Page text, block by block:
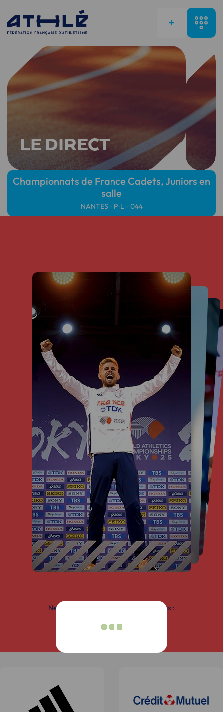
+
LE DIRECT
Championnats de France Cadets, Juniors en
salle
NANTES - P-L - 044
Ne ratez pas notre actu sur nos réseaux :